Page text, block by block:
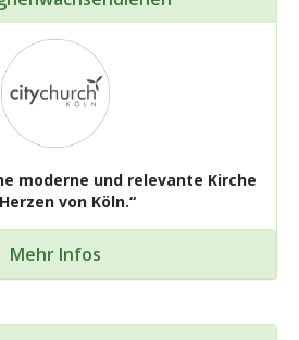
moderne und relevante Kirche
von Köln.“
Mehr Infos